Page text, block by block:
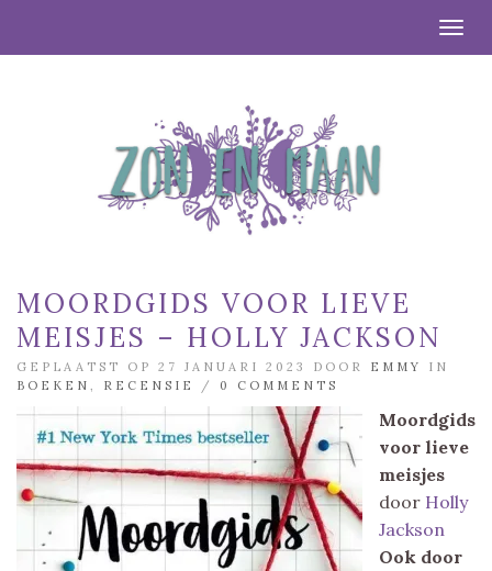
MOORDGIDS VOOR LIEVE
MEISJES – HOLLY JACKSON
GEPLAATST OP 27 JANUARI 2023 DOOR EMMY
IN
BOEKEN
RECENSIE / 0 COMMENTS
Moordgids
voor lieve
meisjes
door Holly
Jackson
Ook door